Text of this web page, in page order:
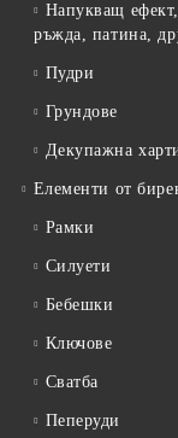
Напукващ
ръжда, патина,
Пудри
Грундове
Декупажна
Елементи от
Рамки
Силуети
Бебешки
Ключове
Сватба
Пеперуди